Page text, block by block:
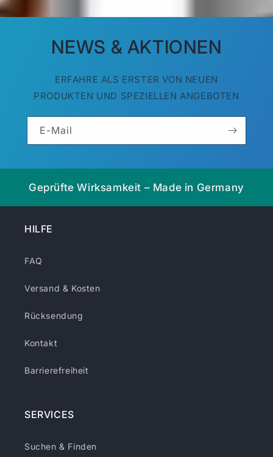
NEWS & AKTIONEN
ERFAHRE ALS ERSTER VON NEUEN
PRODUKTEN UND SPEZIELLEN ANGEBOTEN
E-Mail
Geprüfte Wirksamkeit – Made in Germany
HILFE
FAQ
Versand & Kosten
Rücksendung
Kontakt
Barrierefreiheit
SERVICES
Suchen & Finden